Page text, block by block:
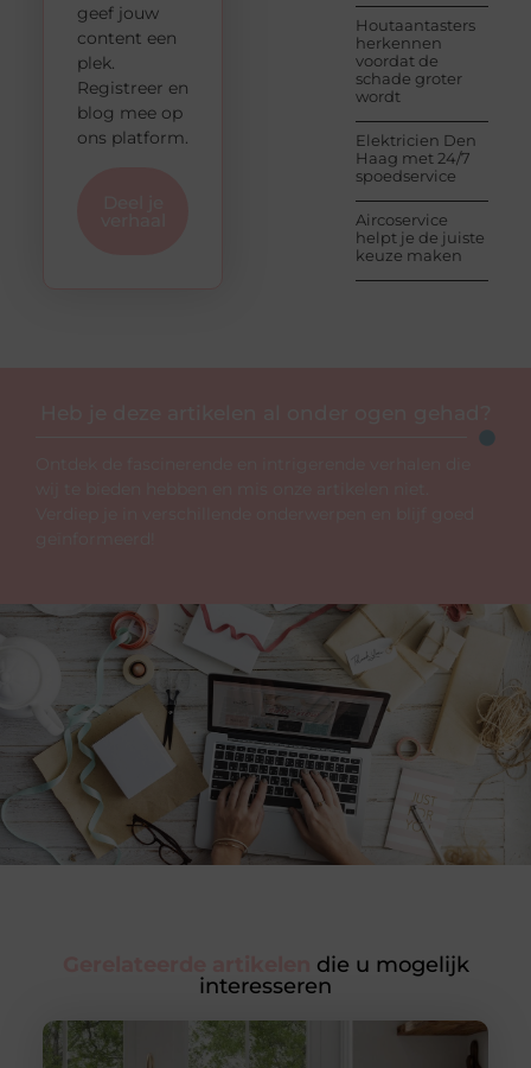
Houtaantasters
herkennen
voordat de
schade groter
wordt
Elektricien Den
Haag met 24/7
spoedservice
Aircoservice
helpt je de juiste
keuze maken
geef jouw
content een
plek.
Registreer en
blog mee op
ons platform.
die u mogelijk
interesseren